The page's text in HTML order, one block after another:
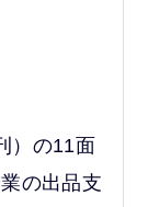
）の11面
の出品支